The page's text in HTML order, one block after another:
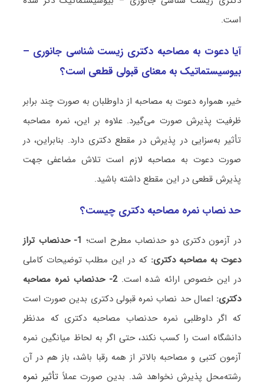
است.
آیا دعوت به مصاحبه دکتری زیست ‌شناسی جانوری –
بیوسیستماتیک به معنای قبولی قطعی است؟
خیر، همواره دعوت به مصاحبه از داوطلبان به صورت چند برابر
ظرفیت پذیرش صورت می‌گیرد. علاوه بر این، نمره مصاحبه
تأثیر به‌سزایی در پذیرش در مقطع دکتری دارد. بنابراین، در
صورت دعوت به مصاحبه لازم است تلاش مضاعفی جهت
پذیرش قطعی در این مقطع داشته باشید.
حد نصاب نمره مصاحبه دکتری چیست؟
در آزمون دکتری دو حدنصاب مطرح است؛
1- حدنصاب تراز
دعوت به مصاحبه دکتری: که در این مطلب توضیحات کاملی
در این خصوص ارائه شده است. 2- حدنصاب نمره مصاحبه
دکتری: اعمال حد نصاب نمره قبولی دکتری بدین صورت است
که اگر داوطلبی نمره حدنصاب مصاحبه دکتری که مدنظر
دانشگاه است را کسب نکند، حتی اگر به لحاظ میانگین نمره
آزمون کتبی و مصاحبه بالاتر از همه رقبا باشد، باز هم در آن
رشته‌محل پذیرش نخواهد شد. بدین صورت عملاً تأثیر نمره